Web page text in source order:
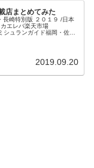
店まとめてみた
長崎特別版 ２０１９ /日本
エレバ楽天市場
シュランガイド福岡・佐
2019.09.20